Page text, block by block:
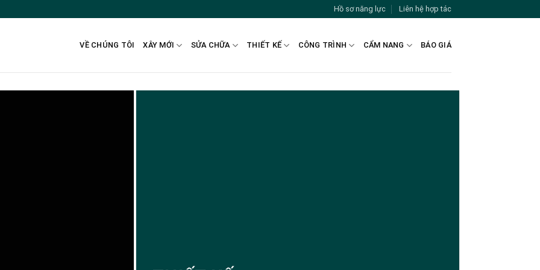
Hồ sơ năng lực Liên hệ hợp tác
VỀ CHÚNG TÔI XÂY MỚI SỬA CHỮA THIẾT KẾ CÔNG TRÌNH CẨM NANG BÁO GIÁ